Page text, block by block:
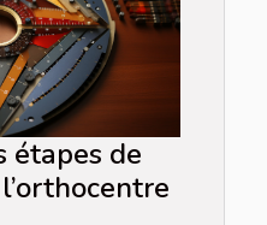
étapes de